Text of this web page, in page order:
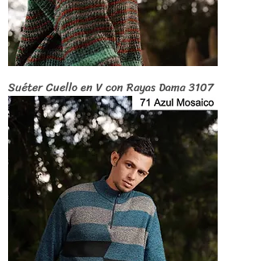
Suéter Cuello en V con Rayas Dama 3107